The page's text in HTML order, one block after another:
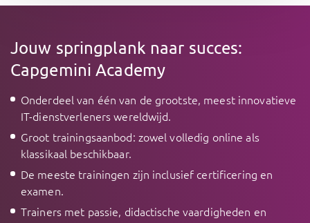
Jouw springplank naar succes:
Capgemini Academy
Onderdeel van één van de grootste, meest innovatieve
IT-dienstverleners wereldwijd.
Groot trainingsaanbod: zowel volledig online als
klassikaal beschikbaar.
De meeste trainingen zijn inclusief certificering en
examen.
Trainers met passie, didactische vaardigheden en